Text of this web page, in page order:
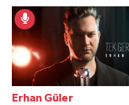
İlham Veren Hikâyeler
Erhan Güler